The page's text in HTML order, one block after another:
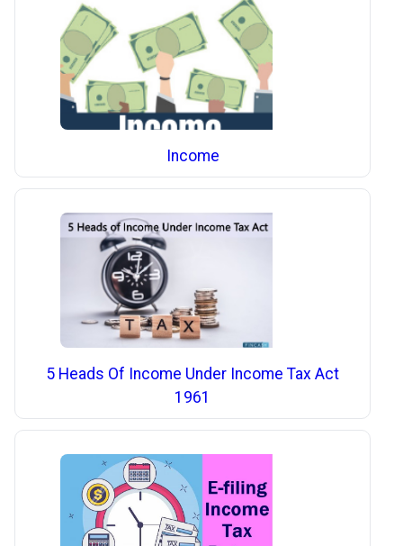
Income
5 Heads Of Income Under Income Tax Act
1961